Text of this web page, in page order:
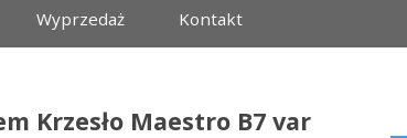
Wyprzedaż Kontakt
Krzesło Maestro B7 var